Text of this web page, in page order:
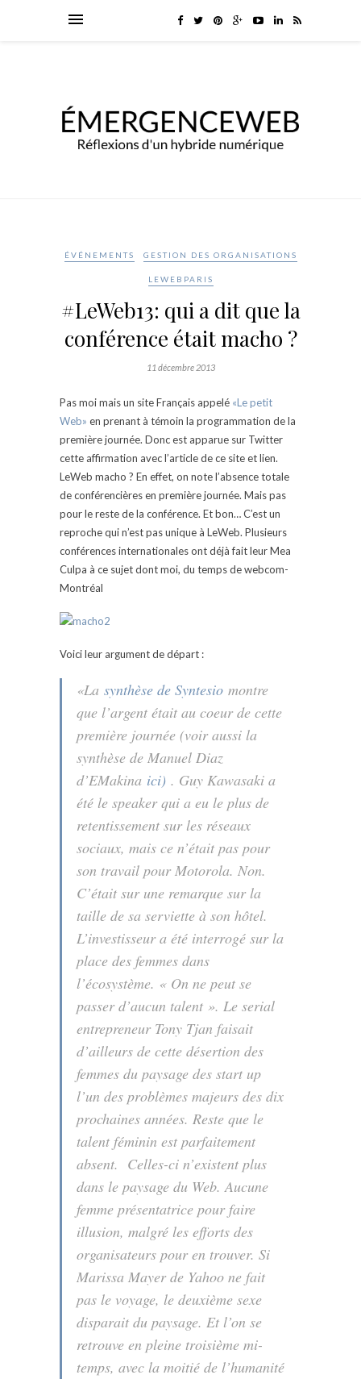
ÉVÉNEMENTS GESTION DES ORGANISATIONS
LEWEBPARIS
#LeWeb13: qui a dit que la
conférence était macho ?
11 décembre 2013
Pas moi mais un site Français appelé «Le petit
Web» en prenant à témoin la programmation de la
première journée. Donc est apparue sur Twitter
cette affirmation avec l’article de ce site et lien.
LeWeb macho ? En effet, on note l’absence totale
de conférencières en première journée. Mais pas
pour le reste de la conférence. Et bon… C’est un
reproche qui n’est pas unique à LeWeb. Plusieurs
conférences internationales ont déjà fait leur Mea
Culpa à ce sujet dont moi, du temps de webcom-
Montréal
Voici leur argument de départ :
«La synthèse de Syntesio montre
que l’argent était au coeur de cette
première journée (voir aussi la
synthèse de Manuel Diaz
d’EMakina ici) . Guy Kawasaki a
été le speaker qui a eu le plus de
retentissement sur les réseaux
sociaux, mais ce n’était pas pour
son travail pour Motorola. Non.
C’était sur une remarque sur la
taille de sa serviette à son hôtel.
L’investisseur a été interrogé sur la
place des femmes dans
l’écosystème. « On ne peut se
passer d’aucun talent ». Le serial
entrepreneur Tony Tjan faisait
d’ailleurs de cette désertion des
femmes du paysage des start up
l’un des problèmes majeurs des dix
prochaines années. Reste que le
talent féminin est parfaitement
absent. Celles-ci n’existent plus
dans le paysage du Web. Aucune
femme présentatrice pour faire
illusion, malgré les efforts des
organisateurs pour en trouver. Si
Marissa Mayer de Yahoo ne fait
pas le voyage, le deuxième sexe
disparait du paysage. Et l’on se
retrouve en pleine troisième mi-
temps, avec la moitié de l’humanité